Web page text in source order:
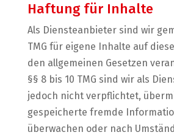
Haftung für Inhalte
Als Diensteanbieter sind wir
TMG für eigene Inhalte auf
den allgemeinen Gesetzen
§§ 8 bis 10 TMG sind wir als
jedoch nicht verpflichtet,
gespeicherte fremde
überwachen oder nach